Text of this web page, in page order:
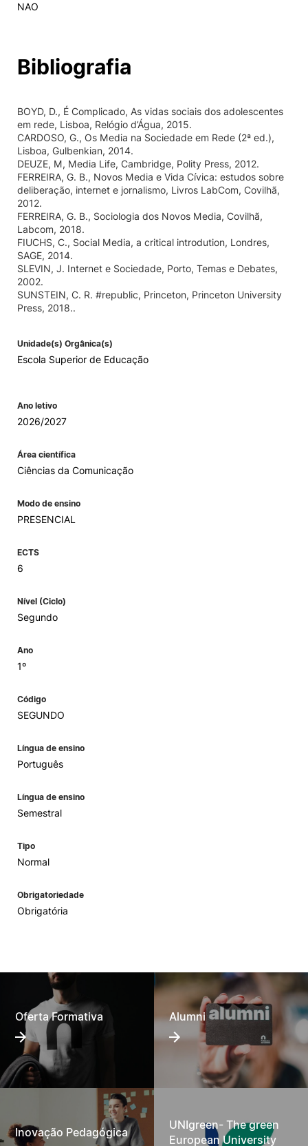
NAO
Bibliografia
BOYD, D., É Complicado, As vidas sociais dos adolescentes
em rede, Lisboa, Relógio d’Água, 2015.
CARDOSO, G., Os Media na Sociedade em Rede (2ª ed.),
Lisboa, Gulbenkian, 2014.
DEUZE, M, Media Life, Cambridge, Polity Press, 2012.
FERREIRA, G. B., Novos Media e Vida Cívica: estudos sobre
deliberação, internet e jornalismo, Livros LabCom, Covilhã,
2012.
FERREIRA, G. B., Sociologia dos Novos Media, Covilhã,
Labcom, 2018.
FIUCHS, C., Social Media, a critical introdution, Londres,
SAGE, 2014.
SLEVIN, J. Internet e Sociedade, Porto, Temas e Debates,
2002.
SUNSTEIN, C. R. #republic, Princeton, Princeton University
Press, 2018..
Unidade(s) Orgânica(s)
Escola Superior de Educação
Ano letivo
2026/2027
Área científica
Ciências da Comunicação
Modo de ensino
PRESENCIAL
ECTS
6
Nível (Ciclo)
Segundo
Ano
1º
Código
SEGUNDO
Língua de ensino
Português
Língua de ensino
Semestral
Tipo
Normal
Obrigatoriedade
Obrigatória
Oferta Formativa Alumni
Inovação Pedagógica
UNIgreen- The green
European University